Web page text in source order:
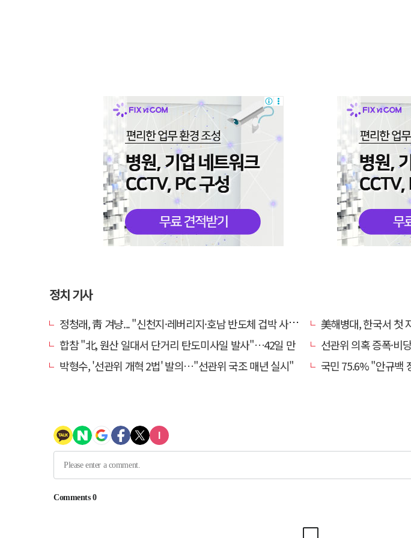
정치 기사
정청래, 靑 겨냥... "신천지·레버리지·호남 반도체 겁박 사과하라"
美해병대, 한국서 첫 자
합참 "北, 원산 일대서 단거리 탄도미사일 발사"…42일 만
선관위 의혹 증폭·비당
박형수, '선관위 개혁 2법' 발의…"선관위 국조 매년 실시"
국민 75.6% "안규백 장